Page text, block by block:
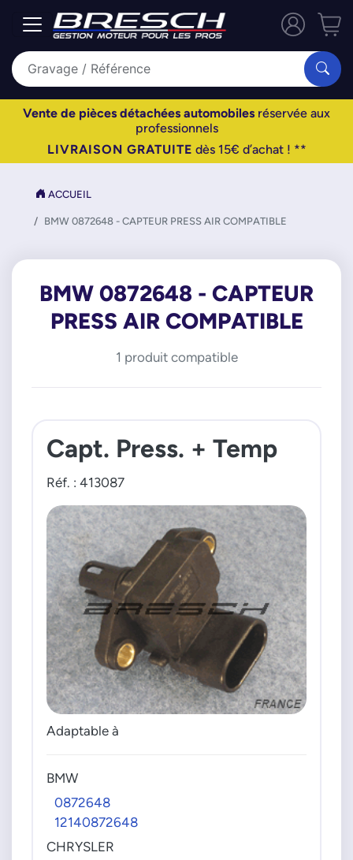
Vente de pièces détachées automobiles réservée aux
professionnels
LIVRAISON GRATUITE dès 15€ d’achat ! **
ACCUEIL
BMW 0872648 - CAPTEUR PRESS AIR COMPATIBLE
BMW 0872648 - CAPTEUR
PRESS AIR COMPATIBLE
1 produit compatible
Capt. Press. + Temp
Réf. : 413087
Adaptable à
BMW
0872648
12140872648
CHRYSLER